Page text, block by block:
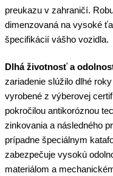
preukazu v zahraničí.
dimenzovaná na vysoké
špecifikácií vášho vozidla.
Dlhá životnosť a
zariadenie slúžilo dlhé
vyrobené z výberovej
pokročilou antikoróznou
zinkovania a následného
prípadne špeciálnym
zabezpečuje vysokú
materiálom a